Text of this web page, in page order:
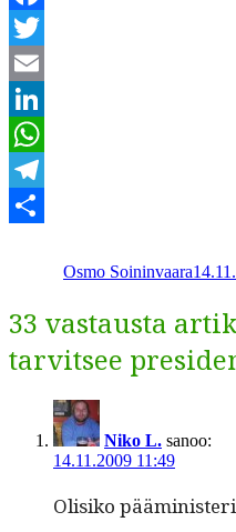
Facebook
Twitter
Email
LinkedIn
WhatsApp
Telegram
Osmo Soininvaara
33 vastausta
tarvitsee
Niko L. sanoo:
14.11.2009 11:49
Olisiko